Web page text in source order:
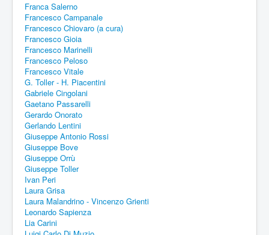
Franca Salerno
Francesco Campanale
Francesco Chiovaro (a cura)
Francesco Gioia
Francesco Marinelli
Francesco Peloso
Francesco Vitale
G. Toller - H. Piacentini
Gabriele Cingolani
Gaetano Passarelli
Gerardo Onorato
Gerlando Lentini
Giuseppe Antonio Rossi
Giuseppe Bove
Giuseppe Orrù
Giuseppe Toller
Ivan Peri
Laura Grisa
Laura Malandrino - Vincenzo Grienti
Leonardo Sapienza
Lia Carini